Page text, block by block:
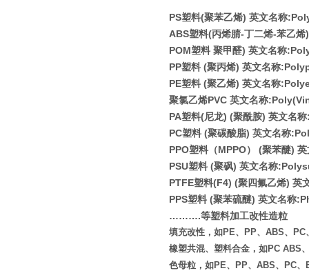
PS塑料(聚苯乙烯) 英文名称
ABS塑料(丙烯腈-丁二烯-苯乙烯)
POM塑料 聚甲醛) 英文名称
PP塑料 (聚丙烯) 英文名称
PE塑料 (聚乙烯) 英文名称
聚氯乙烯PVC 英文名称
PA塑料(尼龙) (聚酰胺) 英文名称
PC塑料 (聚碳酸脂) 英文名称
PPO塑料（MPPO） (聚苯醚) 英
PSU塑料 (聚砜) 英文名称
PTFE塑料(F4) (聚四氟乙烯) 英
PPS塑料 (聚苯硫醚) 英文名称
……….等塑料加工改性造粒
填充改性，如PE、PP、ABS、
橡塑共混、塑料合金，如PC ABS
色母粒，如PE、PP、ABS、PC、